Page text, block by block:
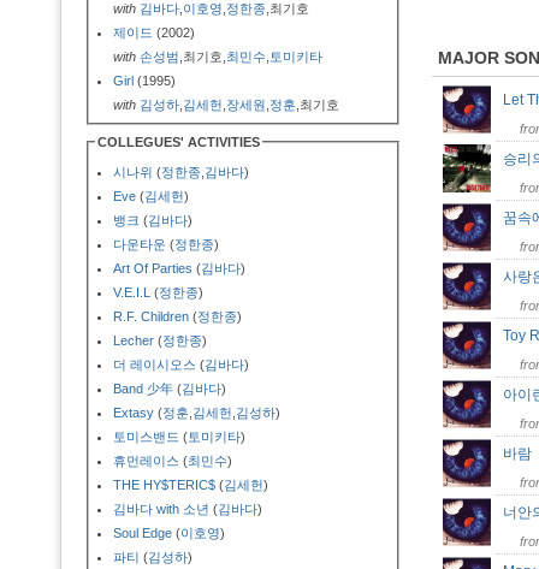
with 김바다 이호영 정한종 ,최기호
제이드 (2002)
with 손성범 ,최기호, 최민수 토미키타
Girl (1995)
with 김성하 김세헌 장세원 정훈 ,최기호
COLLEGUES' ACTIVITIES
시나위 (정한종 김바다)
Eve (김세헌)
뱅크 (김바다)
다운타운 (정한종)
Art Of Parties (김바다)
V.E.I.L (정한종)
R.F. Children (정한종)
Lecher (정한종)
더 레이시오스 (김바다)
Band 少年 (김바다)
Extasy (정훈 김세헌 김성하)
토미스밴드 (토미키타)
휴먼레이스 (최민수)
THE HY$TERIC$ (김세헌)
김바다 with 소년 (김바다)
Soul Edge (이호영)
파티 (김성하)
MAJOR
Let
승
꿈
사랑
Toy
아
바
너